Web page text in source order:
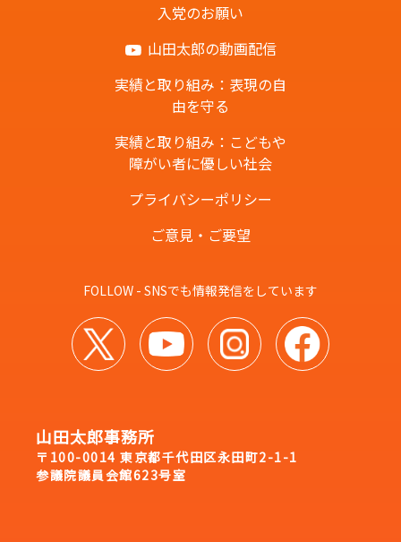
入党のお願い
山田太郎の動画配信
実績と取り組み：表現の自
由を守る
実績と取り組み：こどもや
障がい者に優しい社会
プライバシーポリシー
ご意見・ご要望
FOLLOW - SNSでも情報発信をしています
山田太郎事務所
〒100-0014 東京都千代田区永田町2-1-1
参議院議員会館623号室